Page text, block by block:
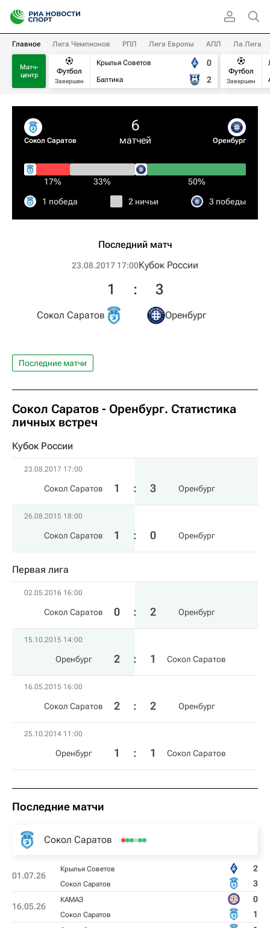
Главное Лига Чемпионов РПЛ Лига Европы АПЛ Ла Лига
Матч-
центр
Футбол
Завершен
Крылья Советов
Балтика
0
2
Футбол
Завершен
Сокол Саратов
6
матчей Оренбург
17% 33% 50%
1 победа 2 ничьи 3 победы
Последний матч
23.08.2017 17:00Кубок России
Сокол Саратов
1 : 3
Оренбург
Последние матчи
Сокол Саратов - Оренбург. Статистика
личных встреч
Кубок России
23.08.2017 17:00
Сокол Саратов 1 : 3 Оренбург
26.08.2015 18:00
Сокол Саратов 1 : 0 Оренбург
Первая лига
02.05.2016 16:00
Сокол Саратов 0 : 2 Оренбург
15.10.2015 14:00
Оренбург 2 : 1 Сокол Саратов
16.05.2015 16:00
Сокол Саратов 2 : 2 Оренбург
25.10.2014 11:00
Оренбург 1 : 1 Сокол Саратов
Последние матчи
Сокол Саратов
01.07.26
Крылья Советов 2
Сокол Саратов 3
16.05.26
КАМАЗ 0
Сокол Саратов 1